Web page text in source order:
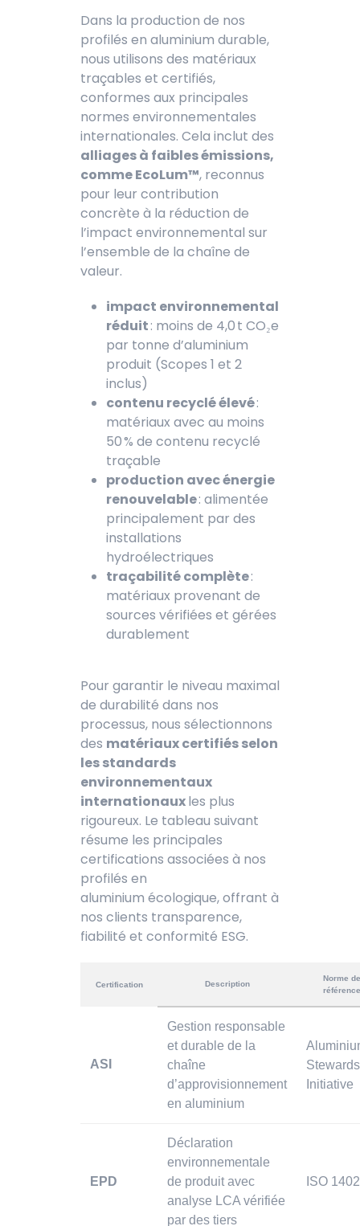
Dans la production de nos
profilés en aluminium durable,
nous utilisons des matériaux
traçables et certifiés,
conformes aux principales
normes environnementales
internationales. Cela inclut des
alliages à faibles émissions,
comme EcoLum™, reconnus
pour leur contribution
concrète à la réduction de
l’impact environnemental sur
l’ensemble de la chaîne de
valeur.
impact environnemental
réduit: moins de 4,0 t CO₂e
par tonne d’aluminium
produit (Scopes 1 et 2
inclus)
contenu recyclé élevé:
matériaux avec au moins
50 % de contenu recyclé
traçable
production avec énergie
renouvelable: alimentée
principalement par des
installations
hydroélectriques
traçabilité complète:
matériaux provenant de
sources vérifiées et gérées
durablement
Pour garantir le niveau maximal
de durabilité dans nos
processus, nous sélectionnons
des matériaux certifiés selon
les standards
environnementaux
internationauxles plus
rigoureux. Le tableau suivant
résume les principales
certifications associées à nos
profilés en
aluminium écologique, offrant à
nos clients transparence,
fiabilité et conformité ESG.
Certification Description
Norme de
référence
ASI
Gestion responsable
et durable de la
chaîne
d’approvisionnement
en aluminium
Initiative
EPD
Déclaration
environnementale
de produit avec
analyse LCA vérifiée
par des tiers
ISO